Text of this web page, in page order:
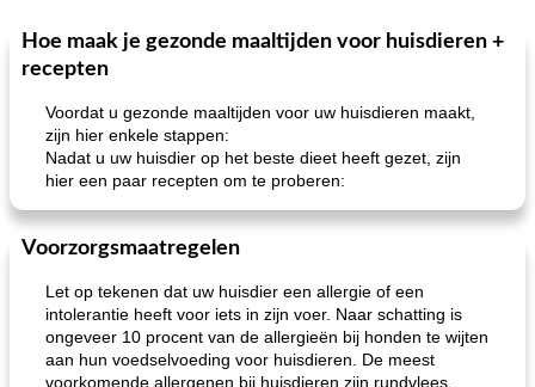
Hoe maak je gezonde maaltijden voor huisdieren +
recepten
Voordat u gezonde maaltijden voor uw huisdieren maakt,
zijn hier enkele stappen:
Nadat u uw huisdier op het beste dieet heeft gezet, zijn
hier een paar recepten om te proberen:
Voorzorgsmaatregelen
Let op tekenen dat uw huisdier een allergie of een
intolerantie heeft voor iets in zijn voer. Naar schatting is
ongeveer 10 procent van de allergieën bij honden te wijten
aan hun voedselvoeding voor huisdieren. De meest
voorkomende allergenen bij huisdieren zijn rundvlees,